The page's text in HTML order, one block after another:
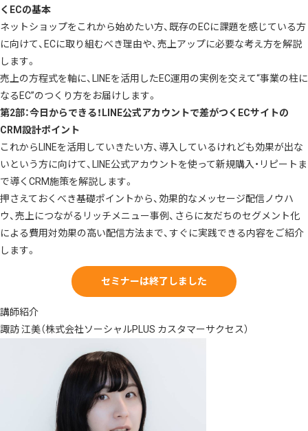
くECの基本
ネットショップをこれから始めたい方、既存のECに課題を感じている方
に向けて、ECに取り組むべき理由や、売上アップに必要な考え方を解説
します。
売上の方程式を軸に、LINEを活用したEC運用の実例を交えて“事業の柱に
なるEC”のつくり方をお届けします。
第2部：今日からできる！LINE公式アカウントで差がつくECサイトの
CRM設計ポイント
これからLINEを活用していきたい方、導入しているけれども効果が出な
いという方に向けて、LINE公式アカウントを使って新規購入・リピートま
で導くCRM施策を解説します。
押さえておくべき基礎ポイントから、効果的なメッセージ配信ノウハ
ウ、売上につながるリッチメニュー事例、さらに友だちのセグメント化
による費用対効果の高い配信方法まで、すぐに実践できる内容をご紹介
します。
セミナーは終了しました
講師紹介
諏訪 江美（株式会社ソーシャルPLUS カスタマーサクセス）